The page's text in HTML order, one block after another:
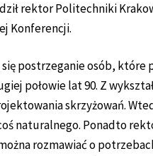
rektor Politechniki
Konferencji.
się postrzeganie osób,
połowie lat 90. Z
skrzyżowań.
naturalnego. Ponadto
rozmawiać o